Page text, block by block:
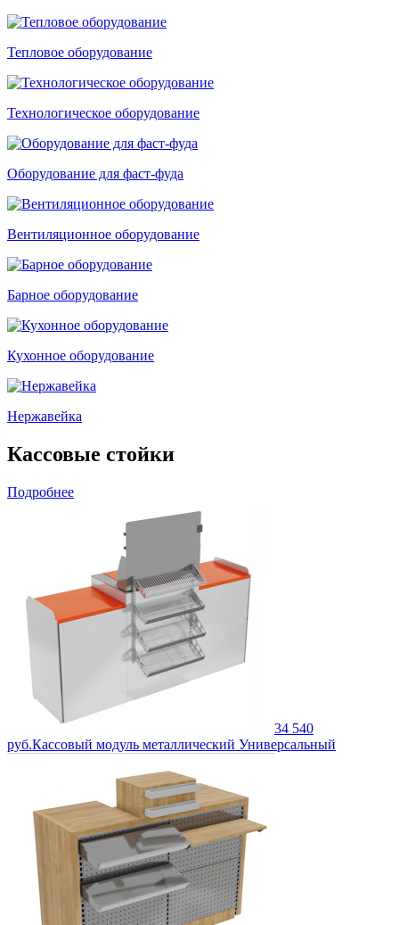
Тепловое оборудование
Технологическое оборудование
Оборудование для фаст-фуда
Вентиляционное оборудование
Барное оборудование
Кухонное оборудование
Нержавейка
Кассовые стойки
Подробнее
34 540
руб.Кассовый модуль металлический Универсальный